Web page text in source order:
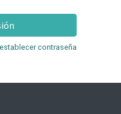
contraseña